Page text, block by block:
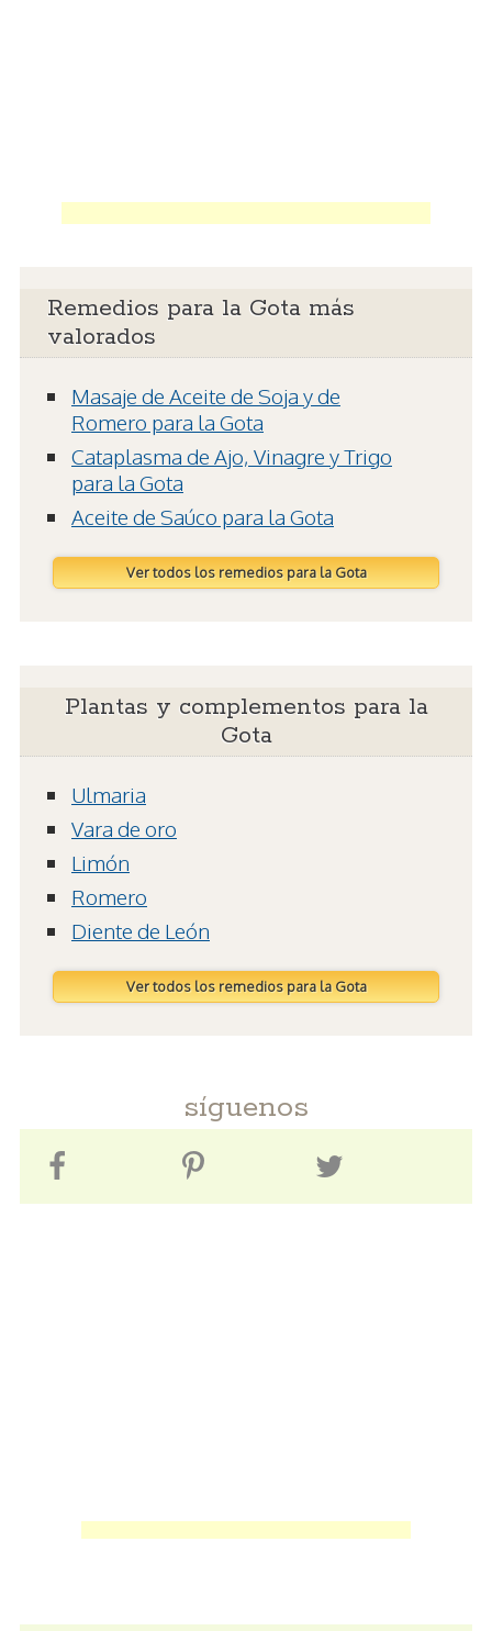
Remedios para la Gota más
valorados
Masaje de Aceite de Soja y de
Romero para la Gota
Cataplasma de Ajo, Vinagre y Trigo
para la Gota
Aceite de Saúco para la Gota
Ver todos los remedios para la Gota
Plantas y complementos para la
Gota
Ulmaria
Vara de oro
Limón
Romero
Diente de León
Ver todos los remedios para la Gota
síguenos